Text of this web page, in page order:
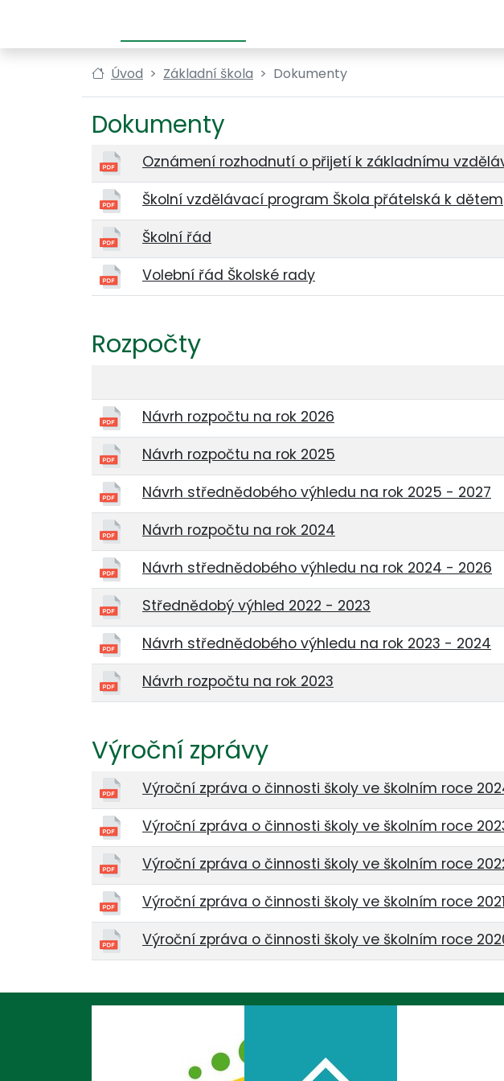
Úvod Základní škola Dokumenty
Dokumenty
Oznámení rozhodnutí o přijetí k základnímu
Školní vzdělávací program Škola přátelská k dětem
Školní řád
Volební řád Školské rady
Rozpočty
Návrh rozpočtu na rok 2026
Návrh rozpočtu na rok 2025
Návrh střednědobého výhledu na rok 2025 - 2027
Návrh rozpočtu na rok 2024
Návrh střednědobého výhledu na rok 2024 - 2026
Střednědobý výhled 2022 - 2023
Návrh střednědobého výhledu na rok 2023 - 2024
Návrh rozpočtu na rok 2023
Výroční zprávy
Výroční zpráva o činnosti školy ve školním roce
Výroční zpráva o činnosti školy ve školním roce
Výroční zpráva o činnosti školy ve školním roce
Výroční zpráva o činnosti školy ve školním roce
Výroční zpráva o činnosti školy ve školním roce